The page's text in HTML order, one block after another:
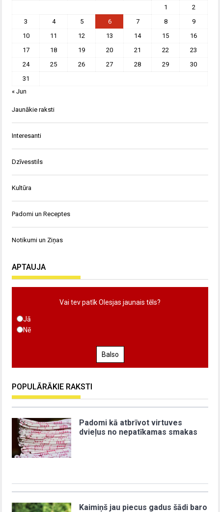
1
2
3
4 5 6 7 8
9
10
11 12 13 14 15
16
17
18 19 20 21 22
23
24
25 26 27 28 29
30
31
« Jun
Jaunākie raksti
Interesanti
Dzīvesstils
Kultūra
Padomi un Receptes
Notikumi un Ziņas
APTAUJA
Vai tev patīk Olesjas jaunais tēls?
Jā
Nē
Balso
POPULĀRĀKIE RAKSTI
Padomi kā atbrīvot virtuves
dvieļus no nepatīkamas smakas
Kaimiņš jau piecus gadus šādi baro